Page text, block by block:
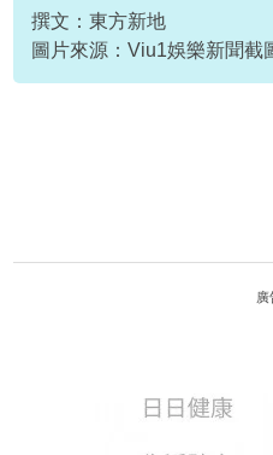
撰文：東方新地
圖片來源：Viu1娛樂新聞截
廣